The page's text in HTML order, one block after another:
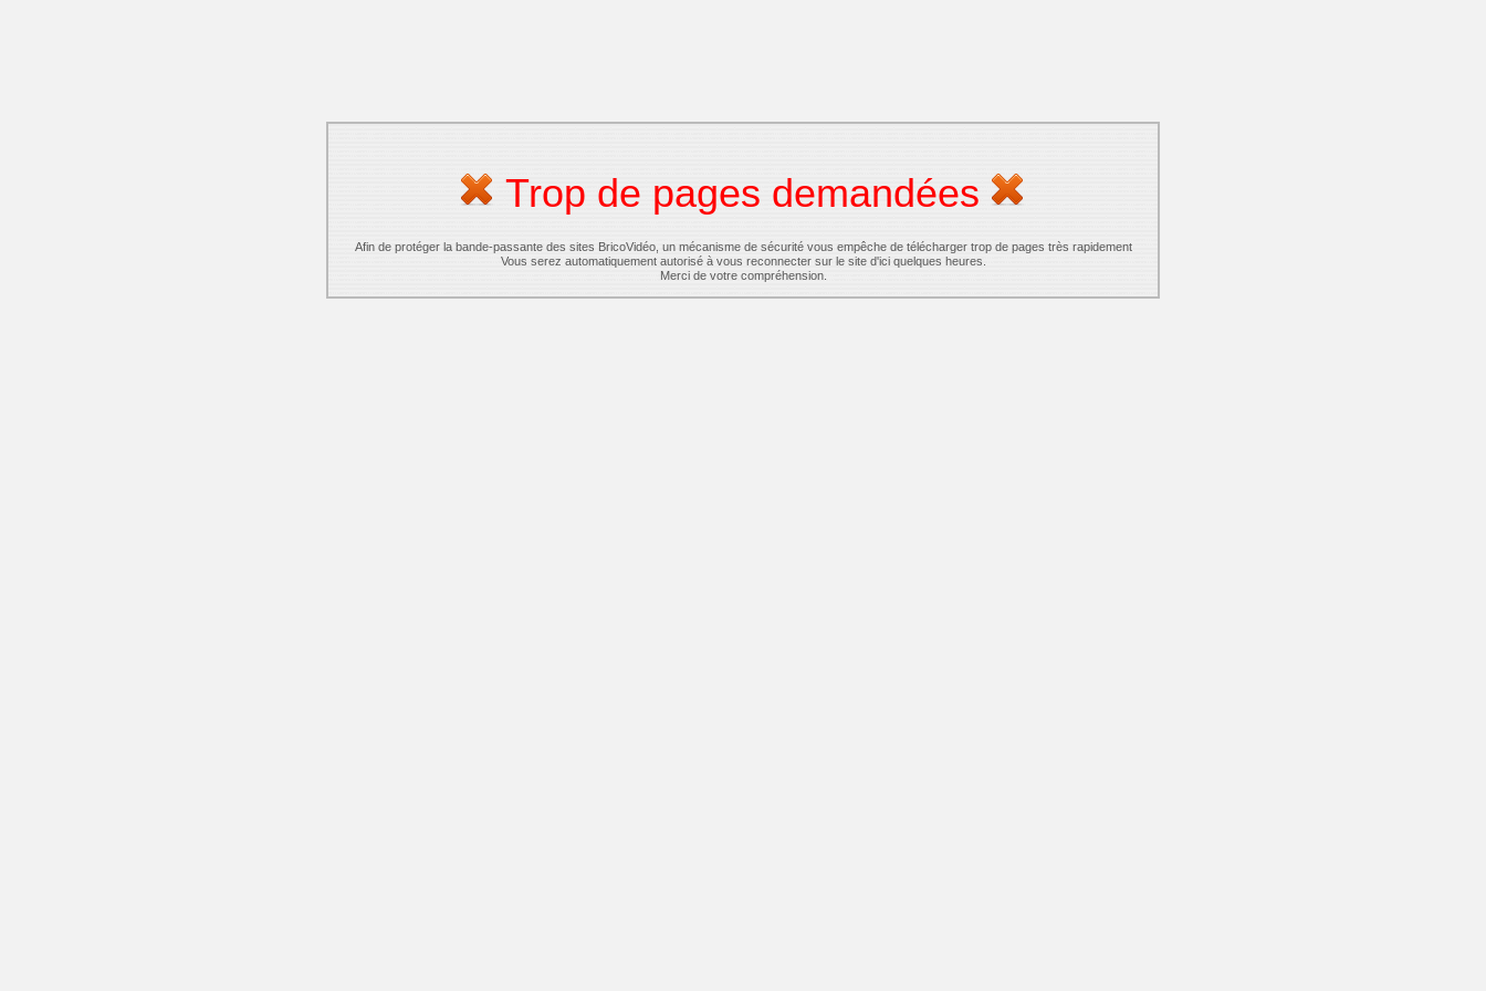
Trop de pages demandées
Afin de protéger la bande-passante des sites BricoVidéo, un mécanisme de sécurité vous empêche de télécharger trop de pages très rapidement
Vous serez automatiquement autorisé à vous reconnecter sur le site d'ici quelques heures.
Merci de votre compréhension.